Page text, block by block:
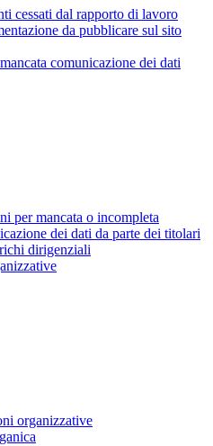
cessati dal rapporto di lavoro
da pubblicare sul sito
comunicazione dei dati
per mancata o incompleta
dei dati da parte dei titolari
dirigenziali
organizzative